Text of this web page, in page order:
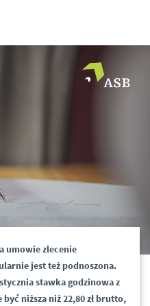
umowie zlecenie
jest też podnoszona.
stawka godzinowa z
niższa niż 22,80 zł brutto,